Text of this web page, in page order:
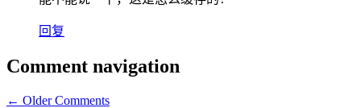
回复
Comment navigation
← Older Comments